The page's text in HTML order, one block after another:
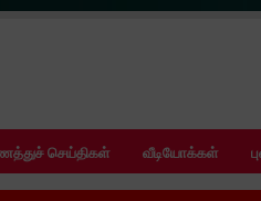
செய்திகள் வீடியோக்கள்